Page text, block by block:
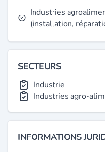
Industries
(installation,
SECTEURS
Industrie
Industries agro-
INFORMATIONS